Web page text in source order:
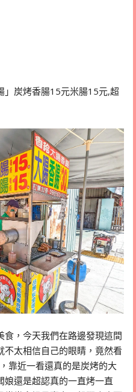
」炭烤香腸15元米腸15元,超
，今天我們在路邊發現這間
不太相信自己的眼睛，竟然看
靠近一看還真的是炭烤的大
娘還是超認真的一直烤一直